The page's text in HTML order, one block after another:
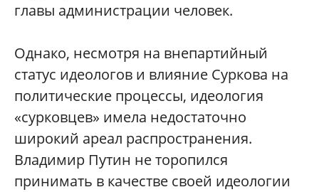
главы администрации человек.
Однако, несмотря на внепартийный
статус идеологов и влияние Суркова на
политические процессы, идеология
«сурковцев» имела недостаточно
широкий ареал распространения.
Владимир Путин не торопился
принимать в качестве своей идеологии